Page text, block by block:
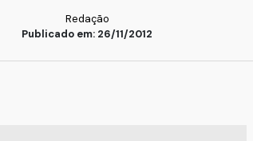
Redação
Publicado em: 26/11/2012